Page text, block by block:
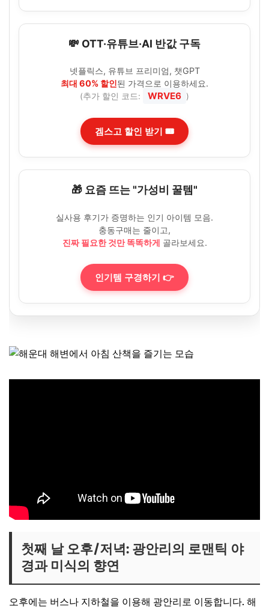
💸 OTT·유튜브·AI 반값 구독
넷플릭스, 유튜브 프리미엄, 챗GPT
최대 60% 할인된 가격으로 이용하세요.
(추가 할인 코드: WRVE6 )
겜스고 할인 받기 🎟️
🎁 요즘 뜨는 "가성비 꿀템"
실사용 후기가 증명하는 인기 아이템 모음.
충동구매는 줄이고,
진짜 필요한 것만 똑똑하게 골라보세요.
인기템 구경하기 👉
첫째 날 오후/저녁: 광안리의 로맨틱 야
경과 미식의 향연
오후에는 버스나 지하철을 이용해 광안리로 이동합니다. 해